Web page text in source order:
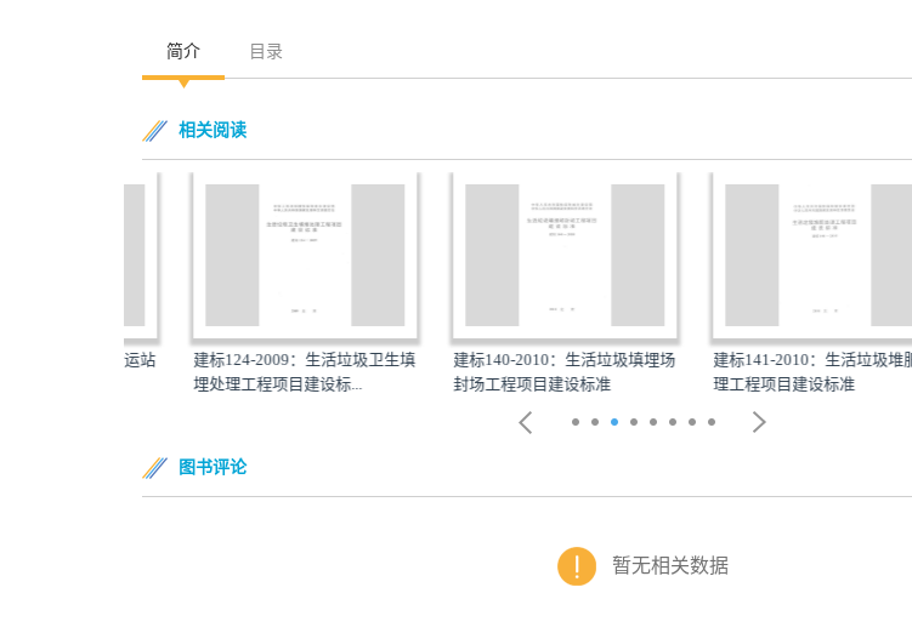
简介 目录
相关阅读
建标124-2009：生活垃圾卫生填
埋处理工程项目建设标...
建标140-2010：生活垃圾填埋场
封场工程项目建设标准
建标141-2010：生活垃圾堆肥处
理工程项目建设标准
图书评论
暂无相关数据